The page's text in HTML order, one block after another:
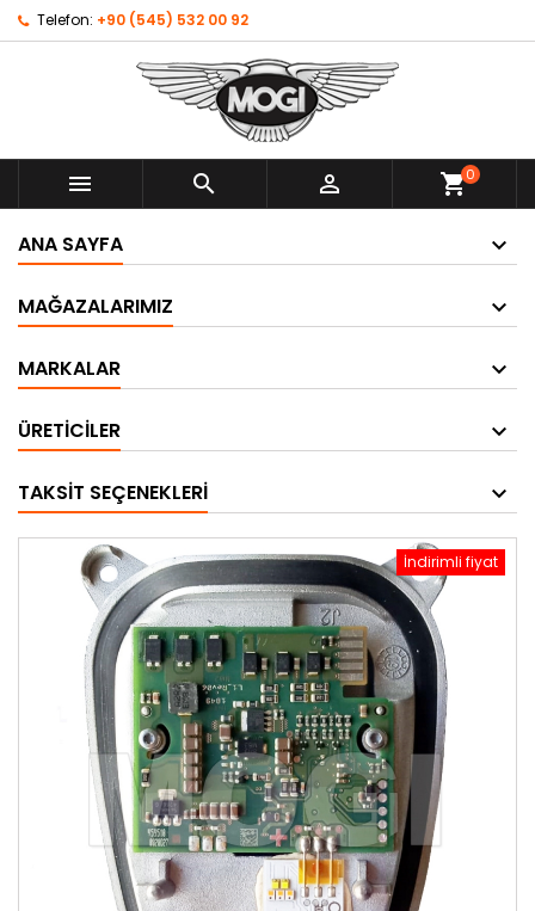
Telefon: +90 (545) 532 00 92
   shopping_cart0
ANA SAYFA
MAĞAZALARIMIZ
MARKALAR
ÜRETICILER
TAKSIT SEÇENEKLERI
İndirimli fiyat